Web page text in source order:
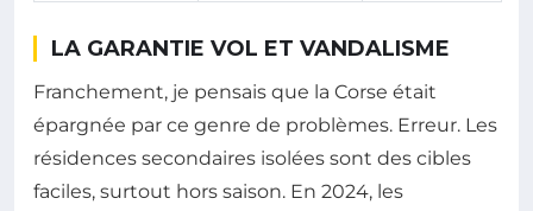
LA GARANTIE VOL ET VANDALISME
Franchement, je pensais que la Corse était
épargnée par ce genre de problèmes. Erreur. Les
résidences secondaires isolées sont des cibles
faciles, surtout hors saison. En 2024, les